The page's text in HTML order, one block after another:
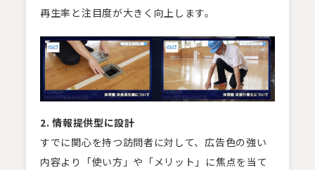
再生率と注目度が大きく向上します。
2.情報提供型に設計
すでに関心を持つ訪問者に対して、広告色の強い
内容より「使い方」や「メリット」に焦点を当て